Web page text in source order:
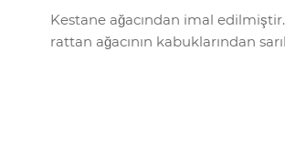
Kestane ağacından imal
rattan ağacının kabuklarından